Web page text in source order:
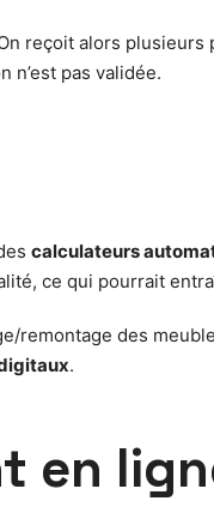
reçoit alors
n’est pas validée.
calculateurs
ce qui pourrait
remontage des
.
en